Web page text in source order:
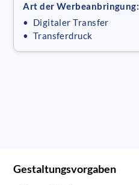
Art der Werbeanbringung:
• Digitaler Transfer
• Transferdruck
Gestaltungsvorgaben